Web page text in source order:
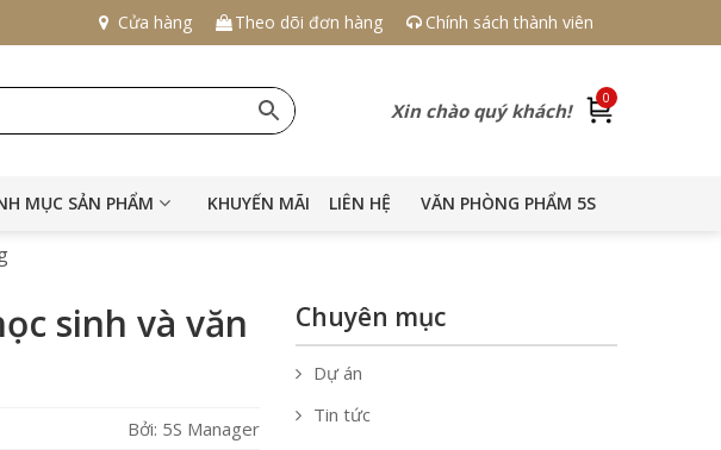
Cửa hàng Theo dõi đơn hàng Chính sách thành viên
Xin chào quý khách!
0
MỤC SẢN PHẨM KHUYẾN MÃI LIÊN HỆ VĂN PHÒNG PHẨM 5S
sinh và văn
Bởi: 5S Manager
Chuyên mục
Dự án
Tin tức